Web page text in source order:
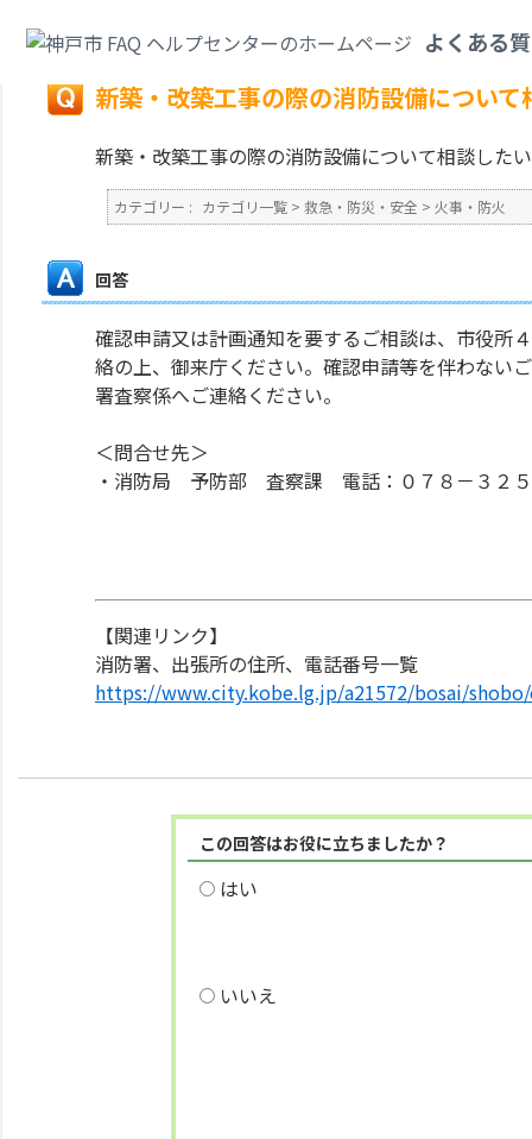
よくある
戻る
新築・改築工事の際の消防設備について
新築・改築工事の際の消防設備について相談した
カテゴリー : カテゴリ一覧 > 救急・防災・安全 > 火事・防火
回答
確認申請又は計画通知を要するご相談は、市役所
絡の上、御来庁ください。確認申請等を伴わない
署査察係へご連絡ください。
＜問合せ先＞
・消防局 予防部 査察課 電話：０７８－３２
【関連リンク】
消防署、出張所の住所、電話番号一覧
https://www.city.kobe.lg.jp/a21572/bosai/
この回答はお役に立ちましたか？
はい
いいえ